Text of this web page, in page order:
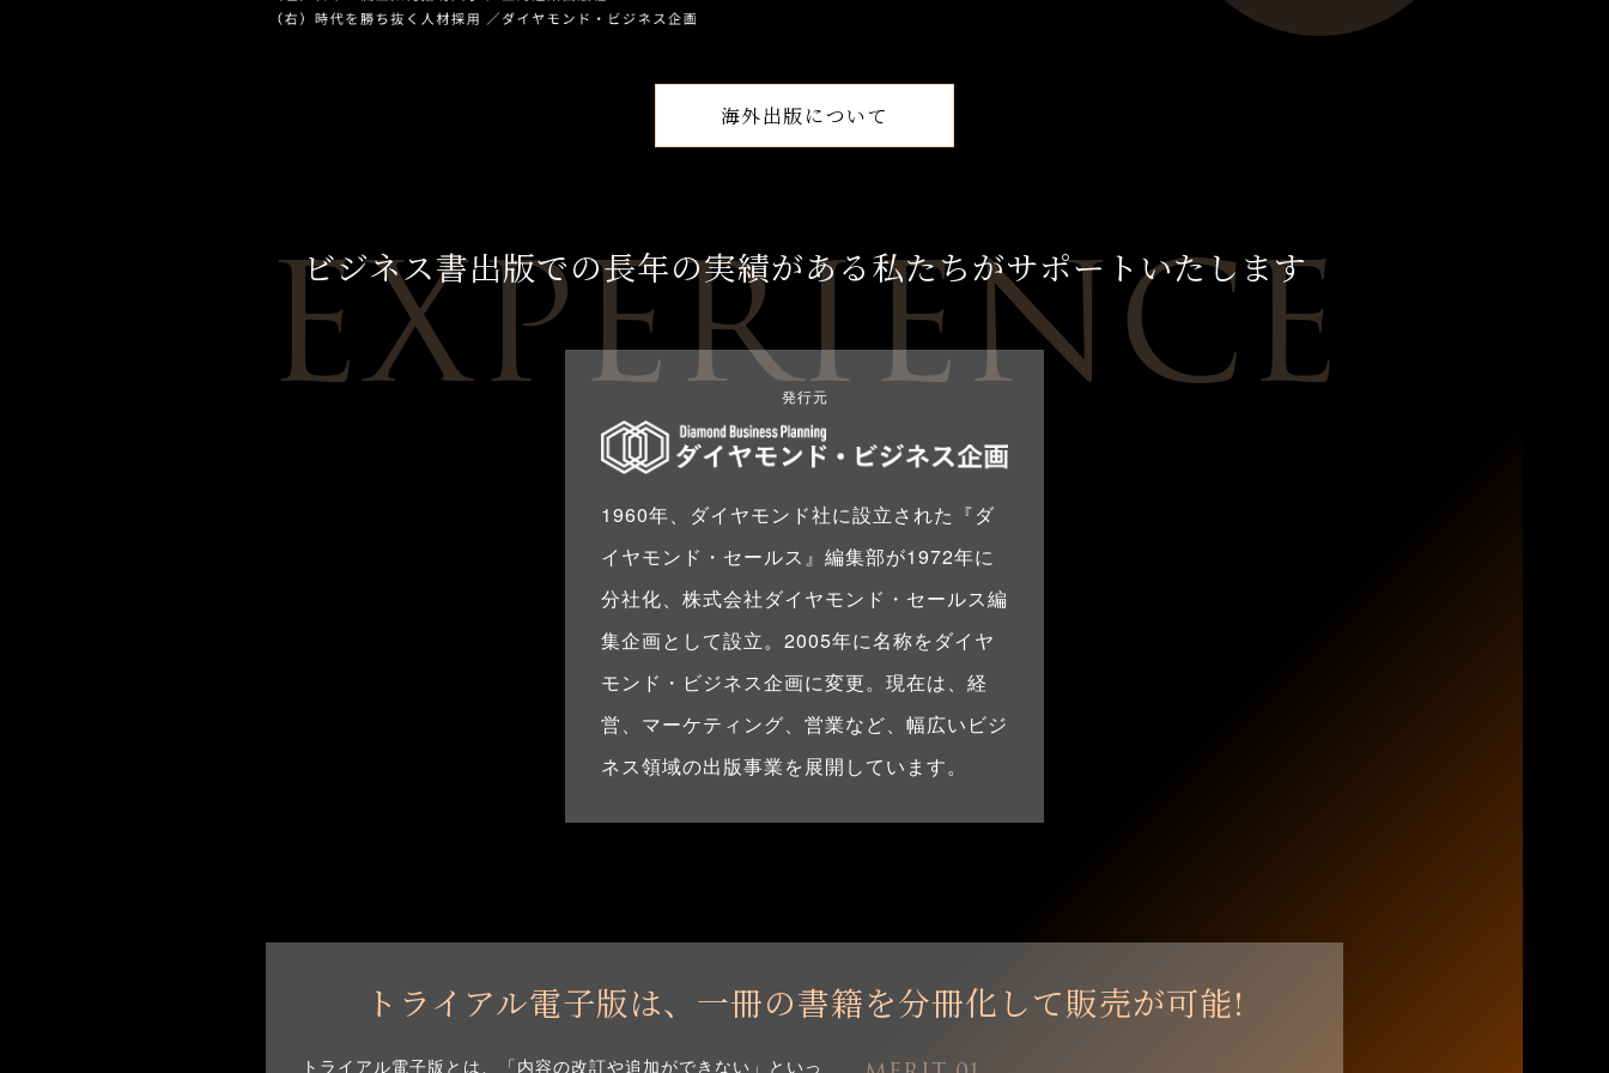
海外出版について
EXPERIENCE
ビジネス書出版での長年の実績がある私たちがサポート いたします
発行元
1960年、ダイヤモンド社に設立された『ダ
イヤモンド・セールス』編集部が1972年に
分社化、株式会社ダイヤモンド・セールス編
集企画として設立。2005年に名称をダイヤ
モンド・ビジネス企画に変更。現在は、経
営、マーケティング、営業など、幅広いビジ
ネス領域の出版事業を展開しています。
トライアル電子版は、 一冊の書籍を分冊化して販売が可能!
トライアル電子版とは、「内容の改訂や追加ができない」といっ